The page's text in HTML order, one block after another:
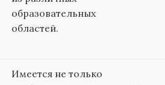
образовательных
областей.
Имеется не только